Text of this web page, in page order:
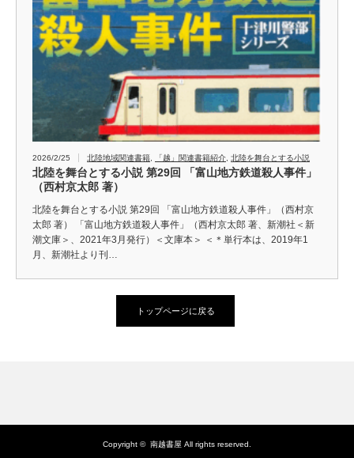
2026/2/25 北陸地域関連書籍 「越」関連書籍紹介 北陸を舞台とする小説
北陸を舞台とする小説 第29回 「富山地方鉄道殺人事件」
（西村京太郎 著）
北陸を舞台とする小説 第29回 「富山地方鉄道殺人事件」（西村京
太郎 著） 「富山地方鉄道殺人事件」（西村京太郎 著、新潮社＜新
潮文庫＞、2021年3月発行）＜文庫本＞ ＜＊単行本は、2019年1
月、新潮社より刊…
トップページに戻る
Copyright © 南越書屋 All rights reserved.